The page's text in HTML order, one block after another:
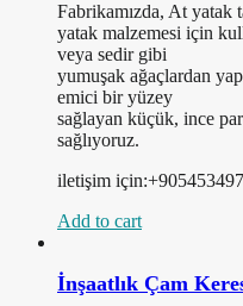
Fabrikamızda, At yatak
yatak malzemesi için
veya sedir gibi
yumuşak ağaçlardan
emici bir yüzey
sağlayan küçük, ince
sağlıyoruz.
iletişim
Add to cart
İnşaatlık Çam